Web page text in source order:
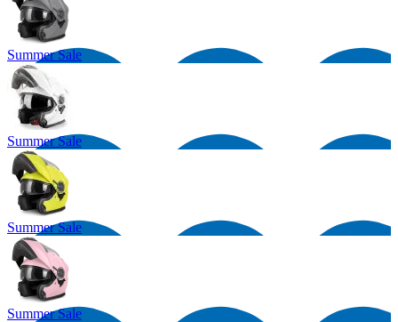
Summer Sale
Summer Sale
Summer Sale
Summer Sale